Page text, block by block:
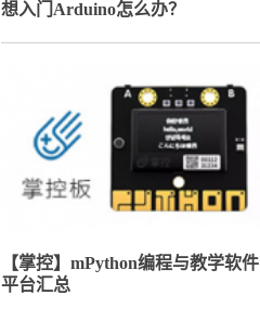
想入门Arduino怎么办？
【掌控】mPython编程与教学软件
平台汇总